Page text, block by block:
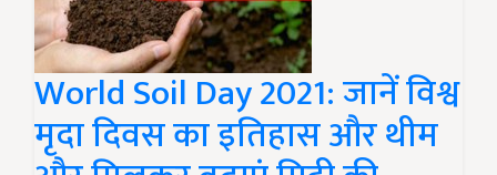
World Soil Day 2021: जानें विश्व
मृदा दिवस का इतिहास और थीम